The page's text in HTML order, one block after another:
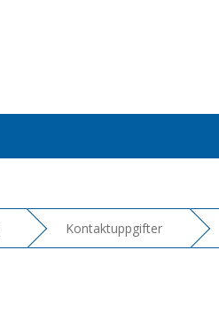
Kontaktuppgifter